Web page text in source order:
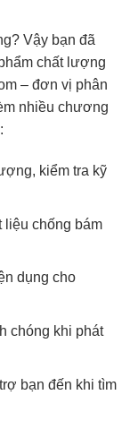
Vậy bạn đã
chất lượng
– đơn vị phân
nhiều chương
kiểm tra kỹ
liệu chống bám
dụng cho
chóng khi phát
bạn đến khi tìm